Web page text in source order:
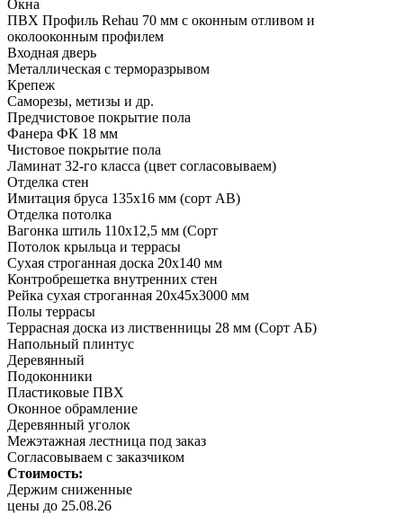
Окна
ПВХ Профиль Rehau 70 мм с оконным отливом и
околооконным профилем
Входная дверь
Металлическая с терморазрывом
Крепеж
Саморезы, метизы и др.
Предчистовое покрытие пола
Фанера ФК 18 мм
Чистовое покрытие пола
Ламинат 32-го класса (цвет согласовываем)
Отделка стен
Имитация бруса 135х16 мм (сорт АВ)
Отделка потолка
Вагонка штиль 110х12,5 мм (Сорт
Потолок крыльца и террасы
Сухая строганная доска 20х140 мм
Контробрешетка внутренних стен
Рейка сухая строганная 20х45х3000 мм
Полы террасы
Террасная доска из лиственницы 28 мм (Сорт АБ)
Напольный плинтус
Деревянный
Подоконники
Пластиковые ПВХ
Оконное обрамление
Деревянный уголок
Межэтажная лестница под заказ
Согласовываем с заказчиком
Стоимость:
Держим сниженные
цены до 25.08.26